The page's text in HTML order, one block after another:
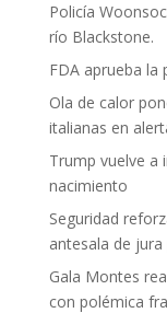
Policía
río Blackstone.
FDA aprueba la
Ola de calor
italianas en
Trump vuelve a
nacimiento
Seguridad
antesala de
Gala Montes
con polémica